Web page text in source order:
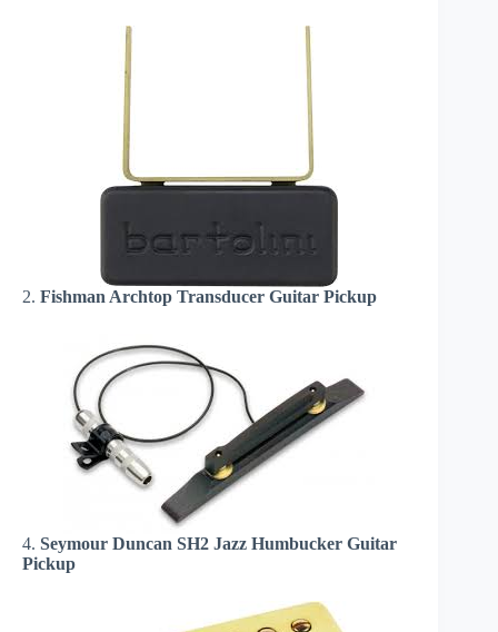
2. Fishman Archtop Transducer Guitar Pickup
4. Seymour Duncan SH2 Jazz Humbucker Guitar
Pickup